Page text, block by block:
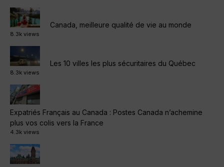
Canada, meilleure qualité de vie au monde
8.3k views
Les 10 villes les plus sécuritaires du Québec
8.3k views
Expatriés Français au Canada : Postes Canada n’achemine
plus vos colis vers la France
4.3k views